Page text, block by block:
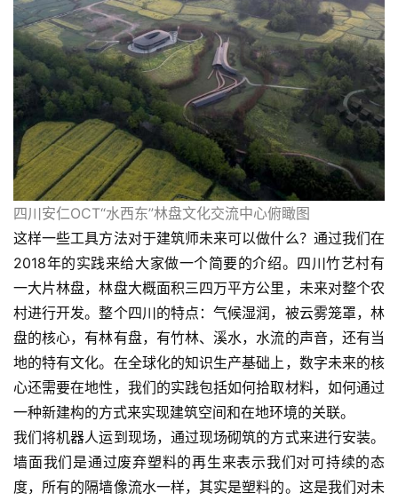
四川安仁OCT“水西东”林盘文化交流中心俯瞰图
这样一些工具方法对于建筑师未来可以做什么？通过我们在
2018年的实践来给大家做一个简要的介绍。四川竹艺村有
一大片林盘，林盘大概面积三四万平方公里，未来对整个农
村进行开发。整个四川的特点：气候湿润，被云雾笼罩，林
盘的核心，有林有盘，有竹林、溪水，水流的声音，还有当
地的特有文化。在全球化的知识生产基础上，数字未来的核
心还需要在地性，我们的实践包括如何拾取材料，如何通过
一种新建构的方式来实现建筑空间和在地环境的关联。
我们将机器人运到现场，通过现场砌筑的方式来进行安装。
墙面我们是通过废弃塑料的再生来表示我们对可持续的态
度，所有的隔墙像流水一样，其实是塑料的。这是我们对未